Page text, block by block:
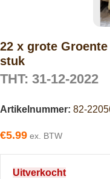
22 x grote
stuk
THT: 31-12-2022
Artikelnummer: 82-
€5.99 ex. BTW
Uitverkocht